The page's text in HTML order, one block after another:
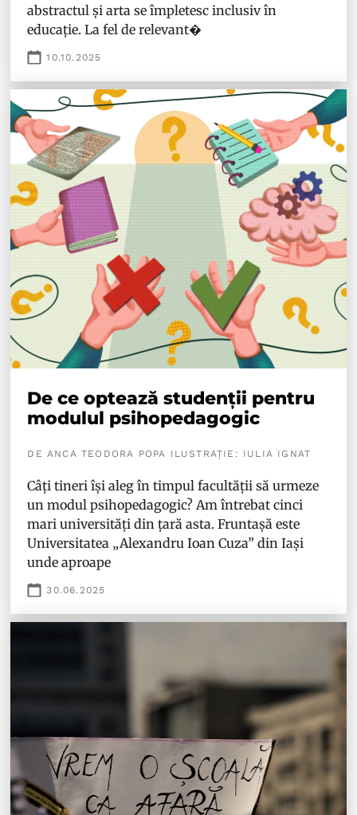
abstractul și arta se împletesc inclusiv în
educație. La fel de relevant�
10.10.2025
De ce optează studenții pentru
modulul psihopedagogic
DE ANCA TEODORA POPA ILUSTRAȚIE: IULIA IGNAT
Câți tineri își aleg în timpul facultății să urmeze
un modul psihopedagogic? Am întrebat cinci
mari universități din țară asta. Fruntașă este
Universitatea „Alexandru Ioan Cuza” din Iași
unde aproape
30.06.2025